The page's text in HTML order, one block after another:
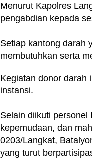
Menurut Kapolres
pengabdian kepada
Setiap kantong darah
membutuhkan serta
Kegiatan donor darah
instansi.
Selain diikuti personel
kepemudaan, dan
0203/Langkat,
yang turut